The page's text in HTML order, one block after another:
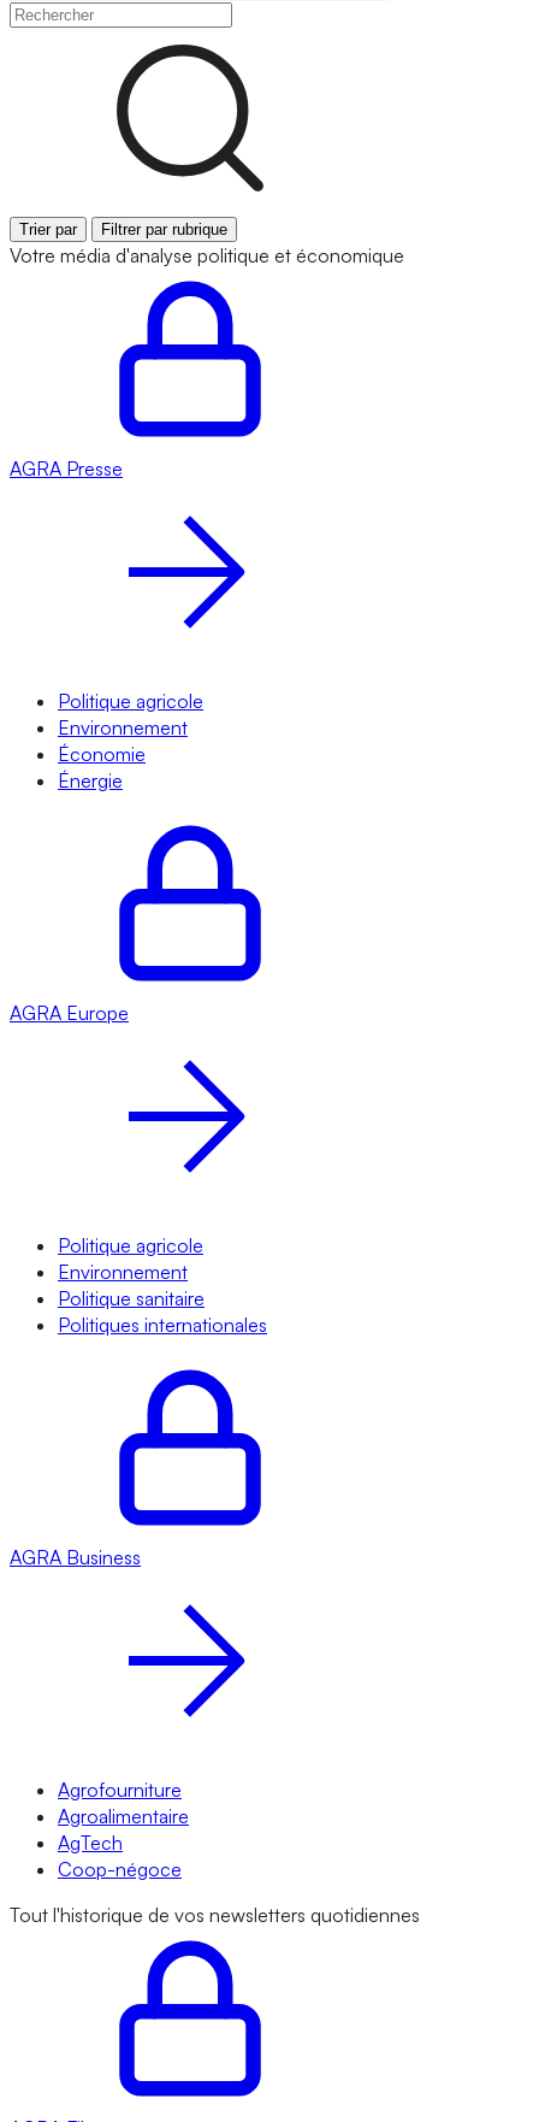
Trier par Filtrer par rubrique
Votre média d'analyse politique et économique
AGRA Presse
Politique agricole
Environnement
Économie
Énergie
AGRA Europe
Politique agricole
Environnement
Politique sanitaire
Politiques internationales
AGRA Business
Agrofourniture
Agroalimentaire
AgTech
Coop-négoce
Tout l'historique de vos newsletters quotidiennes